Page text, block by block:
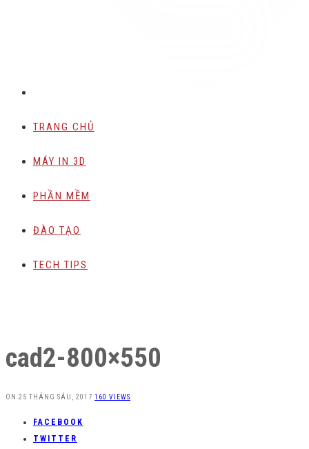
TRANG CHỦ
MÁY IN 3D
PHẦN MỀM
ĐÀO TẠO
TECH TIPS
cad2-800×550
ON 25 THÁNG SÁU, 2017 160 VIEWS
FACEBOOK
TWITTER